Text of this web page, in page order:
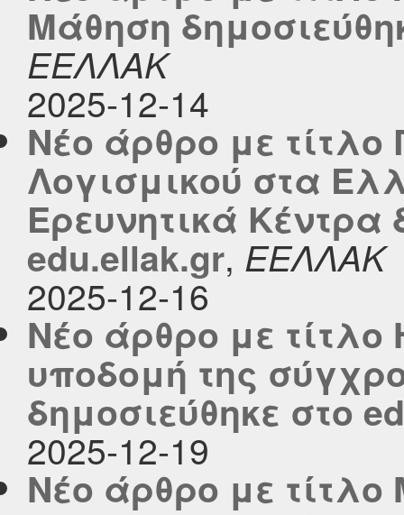
Μάθηση
ΕΕΛΛΑΚ
2025-12-14
Νέο άρθρο με
Λογισμικού στα
Ερευνητικά Κέντρα
edu.ellak.gr, ΕΕΛΛΑΚ
2025-12-16
Νέο άρθρο με
υποδομή της
δημοσιεύθηκε στο
2025-12-19
Νέο άρθρο με